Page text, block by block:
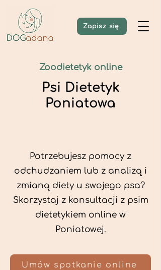
Zapisz się
Zoodietetyk online
Psi Dietetyk
Poniatowa
Potrzebujesz pomocy z
odchudzaniem lub z analizą i
zmianą diety u swojego psa?
Skorzystaj z konsultacji z psim
dietetykiem online w
Poniatowej.
Umów spotkanie online